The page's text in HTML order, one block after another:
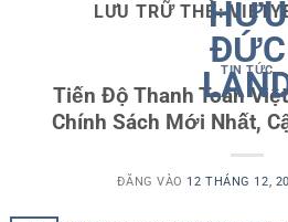
LƯU TRỮ THẺ:
TIN TỨC
Tiến Độ Thanh Toán
Chính Sách Mới Nhất,
ĐĂNG VÀO 12 THÁNG 12,